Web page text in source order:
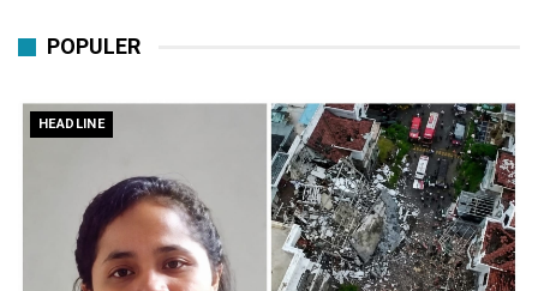
POPULER
HEADLINE